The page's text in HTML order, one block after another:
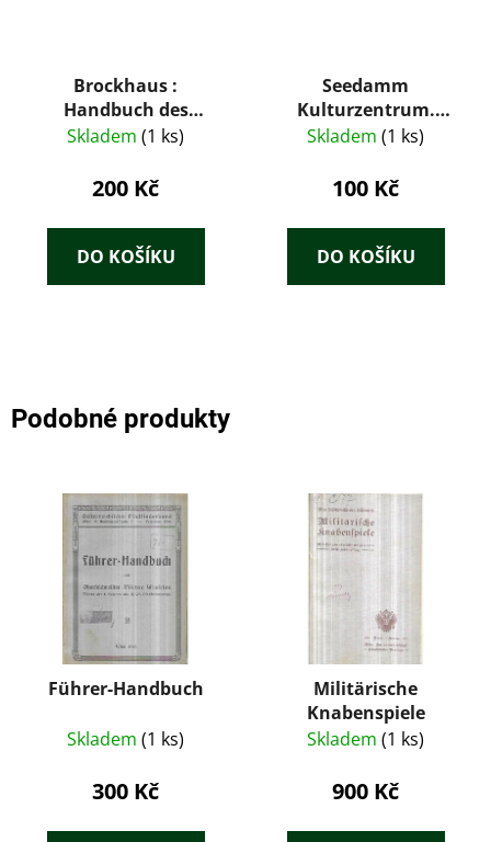
Brockhaus :
Handbuch des
Wissens in vier
Band, S-Z
Skladem (1 ks)
200 Kč
DO KOŠÍKU
Seedamm
Kulturzentrum.
Bulletin 13
Skladem (1 ks)
100 Kč
DO KOŠÍKU
Podobné produkty
Führer-Handbuch
Skladem (1 ks)
300 Kč
Militärische
Knabenspiele
Skladem (1 ks)
900 Kč